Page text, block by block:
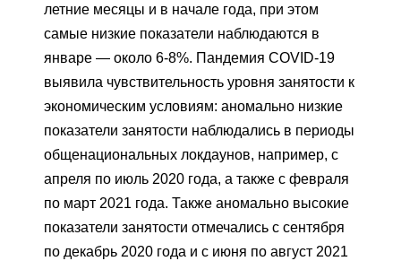
летние месяцы и в начале года, при этом
самые низкие показатели наблюдаются в
январе — около 6-8%. Пандемия COVID-19
выявила чувствительность уровня занятости к
экономическим условиям: аномально низкие
показатели занятости наблюдались в периоды
общенациональных локдаунов, например, с
апреля по июль 2020 года, а также с февраля
по март 2021 года. Также аномально высокие
показатели занятости отмечались с сентября
по декабрь 2020 года и с июня по август 2021